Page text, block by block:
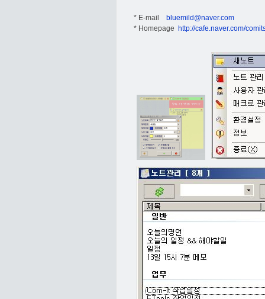
* E-mail bluemild@naver.com
* Homepage
http://cafe.naver.com/